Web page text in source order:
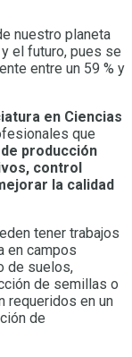
nuestro planeta
el futuro, pues se
entre un 59 % y
en Ciencias
que
producción
control
la calidad
tener trabajos
en campos
de suelos,
de semillas o
requeridos en un
de